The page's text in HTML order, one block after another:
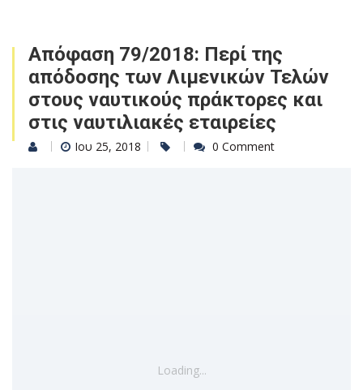
Απόφαση 79/2018: Περί της
απόδοσης των Λιμενικών Τελών
στους ναυτικούς πράκτορες και
στις ναυτιλιακές εταιρείες
Ιου 25, 2018 0 Comment
Loading...